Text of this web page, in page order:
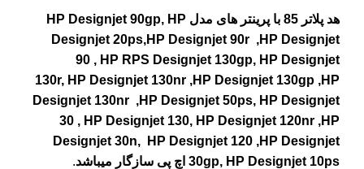
هد پلاتر 85 با پرینتر های مدل HP Designjet 90gp, HP
Designjet 20ps,HP Designjet 90r ,HP Designjet
90 , HP RPS Designjet 130gp, HP Designjet
130r, HP Designjet 130nr ,HP Designjet 130gp ,HP
Designjet 130nr ,HP Designjet 50ps, HP Designjet
30 , HP Designjet 130, HP Designjet 120nr ,HP
Designjet 30n,
HP Designjet 120 ,HP Designjet
30gp, HP Designjet 10ps اچ پی سازگار میباشد.